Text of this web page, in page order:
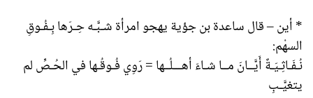
* أين – قال ساعدة بن جؤية يهجو امرأة شـبَّـه حِـرَها بِـفُـوقِ
السهْم:
نُـفَـاثِـيَـةٌ أَيَّــانَ مــا شـاءَ أهـــلُــها = رَوِي فُـوقُـها في الحُـصِّ لم
يتغيَّـبِ